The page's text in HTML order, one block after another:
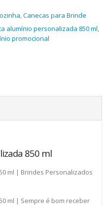
,Canecas para Brinde
alumínio personalizada 850 ml,
promocional
850 ml
ml | Brindes Personalizados
ml | Sempre é bom receber